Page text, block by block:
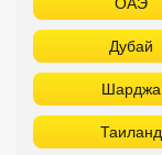
Дубай
Шарджа
Таиланд